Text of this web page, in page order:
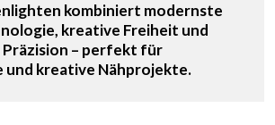
kombiniert modernste
kreative Freiheit und
– perfekt für
und kreative Nähprojekte.